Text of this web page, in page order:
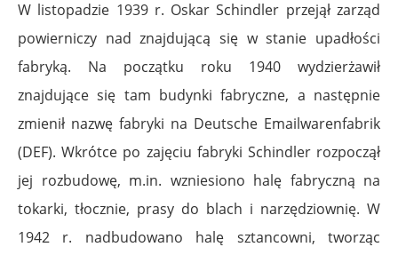
W listopadzie 1939 r. Oskar Schindler przejął zarząd
powierniczy nad znajdującą się w stanie upadłości
fabryką. Na początku roku 1940 wydzierżawił
znajdujące się tam budynki fabryczne, a następnie
zmienił nazwę fabryki na Deutsche Emailwarenfabrik
(DEF). Wkrótce po zajęciu fabryki Schindler rozpoczął
jej rozbudowę, m.in. wzniesiono halę fabryczną na
tokarki, tłocznie, prasy do blach i narzędziownię. W
1942 r. nadbudowano halę sztancowni, tworząc